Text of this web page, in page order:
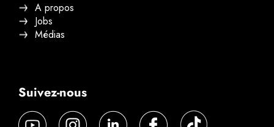
A propos
Jobs
Médias
Suivez-nous